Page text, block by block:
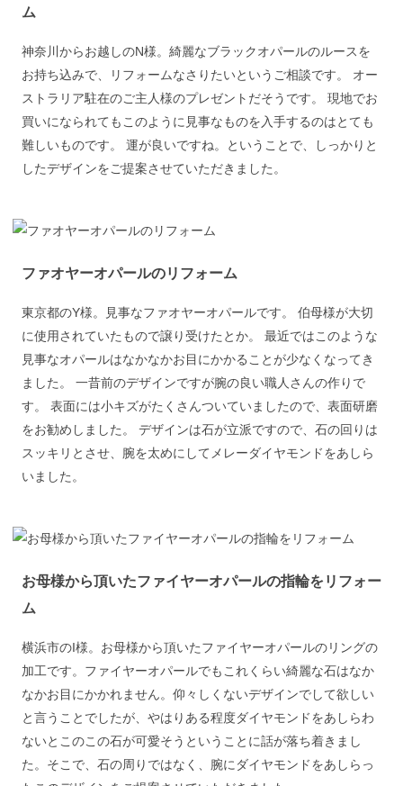
ム
神奈川からお越しのN様。綺麗なブラックオパールのルースを
お持ち込みで、リフォームなさりたいというご相談です。 オー
ストラリア駐在のご主人様のプレゼントだそうです。 現地でお
買いになられてもこのように見事なものを入手するのはとても
難しいものです。 運が良いですね。ということで、しっかりと
したデザインをご提案させていただきました。
ファオヤーオパールのリフォーム
東京都のY様。見事なファオヤーオパールです。 伯母様が大切
に使用されていたもので譲り受けたとか。 最近ではこのような
見事なオパールはなかなかお目にかかることが少なくなってき
ました。 一昔前のデザインですが腕の良い職人さんの作りで
す。 表面には小キズがたくさんついていましたので、表面研磨
をお勧めしました。 デザインは石が立派ですので、石の回りは
スッキリとさせ、腕を太めにしてメレーダイヤモンドをあしら
いました。
お母様から頂いたファイヤーオパールの指輪をリフォー
ム
横浜市のI様。お母様から頂いたファイヤーオパールのリングの
加工です。ファイヤーオパールでもこれくらい綺麗な石はなか
なかお目にかかれません。仰々しくないデザインでして欲しい
と言うことでしたが、やはりある程度ダイヤモンドをあしらわ
ないとこのこの石が可愛そうということに話が落ち着きまし
た。そこで、石の周りではなく、腕にダイヤモンドをあしらっ